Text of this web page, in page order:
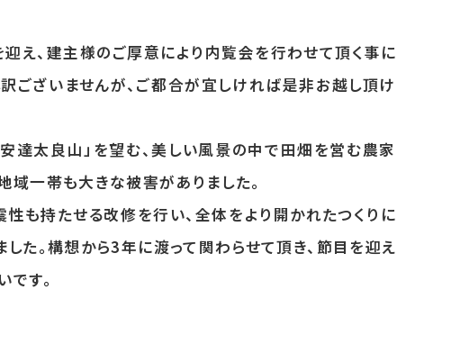
迎え、建主様のご厚意により内覧会を行わせて頂く事に
ございませんが、ご都合が宜しければ是非お越し頂け
安達太良山」を望む、美しい風景の中で田畑を営む農家
域一帯も大きな被害がありました。
性も持たせる改修を行い、 全体をより開かれたつくりに
た。構想から3年に渡って関わらせて頂き、 節目を迎え
です。